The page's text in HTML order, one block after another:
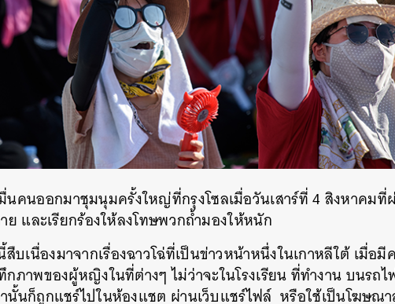
คนออกมาชุมนุมครั้งใหญ่ที่กรุงโซลเมื่อวันเสาร์ที่ 4 สิงหาคมที่
และเรียกร้องให้ลงโทษพวกถ้ำมองให้หนัก
บเนื่องมาจากเรื่องฉาวโฉ่ที่เป็นข่าวหน้าหนึ่งในเกาหลีใต้ เมื่อ
าพของผู้หญิงในที่ต่างๆ ไม่ว่าจะในโรงเรียน ที่ทำงาน บนรถไ
นก็ถูกแชร์ไปในห้องแชต ผ่านเว็บแชร์ไฟล์ หรือใช้เป็นโฆษณา